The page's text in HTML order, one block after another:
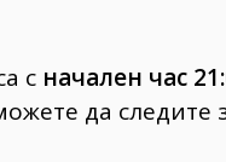
с начален час
да следите